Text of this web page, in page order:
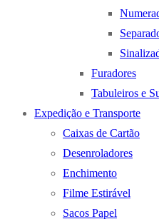
Furadores
Tabuleiros e
Expedição e Transporte
Caixas de Cartão
Desenroladores
Enchimento
Filme Estirável
Sacos Papel